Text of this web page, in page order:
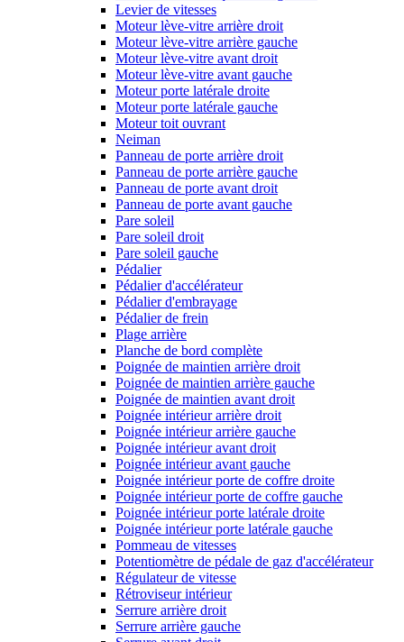
Levier de vitesses
Moteur lève-vitre arrière droit
Moteur lève-vitre arrière gauche
Moteur lève-vitre avant droit
Moteur lève-vitre avant gauche
Moteur porte latérale droite
Moteur porte latérale gauche
Moteur toit ouvrant
Neiman
Panneau de porte arrière droit
Panneau de porte arrière gauche
Panneau de porte avant droit
Panneau de porte avant gauche
Pare soleil
Pare soleil droit
Pare soleil gauche
Pédalier
Pédalier d'accélérateur
Pédalier d'embrayage
Pédalier de frein
Plage arrière
Planche de bord complète
Poignée de maintien arrière droit
Poignée de maintien arrière gauche
Poignée de maintien avant droit
Poignée intérieur arrière droit
Poignée intérieur arrière gauche
Poignée intérieur avant droit
Poignée intérieur avant gauche
Poignée intérieur porte de coffre droite
Poignée intérieur porte de coffre gauche
Poignée intérieur porte latérale droite
Poignée intérieur porte latérale gauche
Pommeau de vitesses
Potentiomètre de pédale de gaz d'accélérateur
Régulateur de vitesse
Rétroviseur intérieur
Serrure arrière droit
Serrure arrière gauche